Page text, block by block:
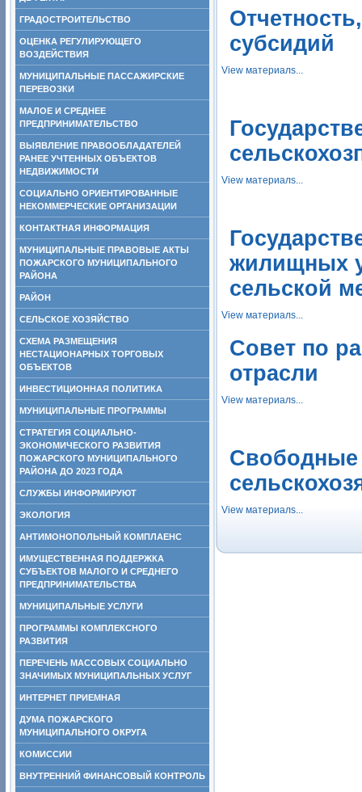
ГРАДОСТРОИТЕЛЬСТВО
ОЦЕНКА РЕГУЛИРУЮЩЕГО
ВОЗДЕЙСТВИЯ
МУНИЦИПАЛЬНЫЕ ПАССАЖИРСКИЕ
ПЕРЕВОЗКИ
МАЛОЕ И СРЕДНЕЕ
ПРЕДПРИНИМАТЕЛЬСТВО
ВЫЯВЛЕНИЕ ПРАВООБЛАДАТЕЛЕЙ
РАНЕЕ УЧТЕННЫХ ОБЪЕКТОВ
НЕДВИЖИМОСТИ
СОЦИАЛЬНО ОРИЕНТИРОВАННЫЕ
НЕКОММЕРЧЕСКИЕ ОРГАНИЗАЦИИ
КОНТАКТНАЯ ИНФОРМАЦИЯ
МУНИЦИПАЛЬНЫЕ ПРАВОВЫЕ АКТЫ
ПОЖАРСКОГО МУНИЦИПАЛЬНОГО
РАЙОНА
РАЙОН
СЕЛЬСКОЕ ХОЗЯЙСТВО
СХЕМА РАЗМЕЩЕНИЯ
НЕСТАЦИОНАРНЫХ ТОРГОВЫХ
ОБЪЕКТОВ
ИНВЕСТИЦИОННАЯ ПОЛИТИКА
МУНИЦИПАЛЬНЫЕ ПРОГРАММЫ
СТРАТЕГИЯ СОЦИАЛЬНО-
ЭКОНОМИЧЕСКОГО РАЗВИТИЯ
ПОЖАРСКОГО МУНИЦИПАЛЬНОГО
РАЙОНА ДО 2023 ГОДА
СЛУЖБЫ ИНФОРМИРУЮТ
ЭКОЛОГИЯ
АНТИМОНОПОЛЬНЫЙ КОМПЛАЕНС
ИМУЩЕСТВЕННАЯ ПОДДЕРЖКА
СУБЪЕКТОВ МАЛОГО И СРЕДНЕГО
ПРЕДПРИНИМАТЕЛЬСТВА
МУНИЦИПАЛЬНЫЕ УСЛУГИ
ПРОГРАММЫ КОМПЛЕКСНОГО
РАЗВИТИЯ
ПЕРЕЧЕНЬ МАССОВЫХ СОЦИАЛЬНО
ЗНАЧИМЫХ МУНИЦИПАЛЬНЫХ УСЛУГ
ИНТЕРНЕТ ПРИЕМНАЯ
ДУМА ПОЖАРСКОГО
МУНИЦИПАЛЬНОГО ОКРУГА
КОМИССИИ
ВНУТРЕННИЙ ФИНАНСОВЫЙ КОНТРОЛЬ
субсидий
View материалs...
View материалs...
жилищных
сельской
View материалs...
Совет по
отрасли
View материалs...
Свободные
View материалs...